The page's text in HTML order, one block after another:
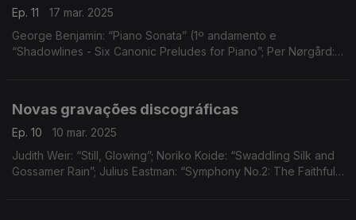
Ep. 11
17 mar. 2025
George Benjamin: “Piano Sonata” (1º andamento e
“Shadowlines - Six Canonic Preludes for Piano”; Per Nørgård:
Novas gravações discográficas
Ep. 10
10 mar. 2025
Judith Weir: “Still, Glowing”; Noriko Koide: “Swaddling Silk and
Gossamer Rain”; Julius Eastman: “Symphony No.2: The Faithful